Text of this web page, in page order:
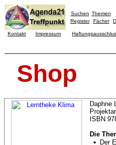
Suchen Themen
Register
Fächer
Kontakt Impressum
Shop
Daphne
ISBN
Die
• Der